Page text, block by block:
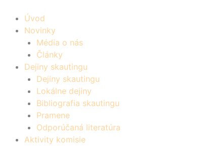
Úvod
Novinky
Média o nás
Články
Dejiny skautingu
Dejiny skautingu
Lokálne dejiny
Bibliografia skautingu
Pramene
Odporúčaná literatúra
Aktivity komisie